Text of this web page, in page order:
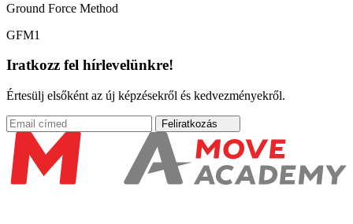
Ground Force Method
GFM1
Iratkozz fel hírlevelünkre!
Értesülj elsőként az új képzésekről és kedvezményekről.
Feliratkozás